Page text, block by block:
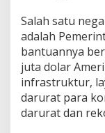
Salah satu
adalah
bantuannya
juta dolar
infrastruktur,
darurat para
darurat dan